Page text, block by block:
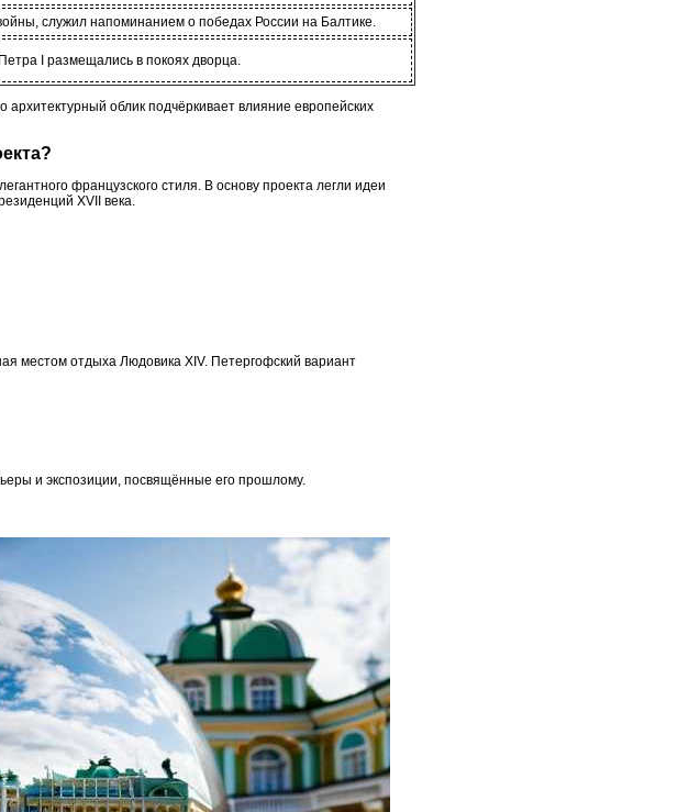
служил напоминанием о победах России на Балтике.
I размещались в покоях дворца.
облик подчёркивает влияние европейских
французского стиля. В основу проекта легли идеи
XVII века.
местом отдыха Людовика XIV. Петергофский вариант
и экспозиции, посвящённые его прошлому.